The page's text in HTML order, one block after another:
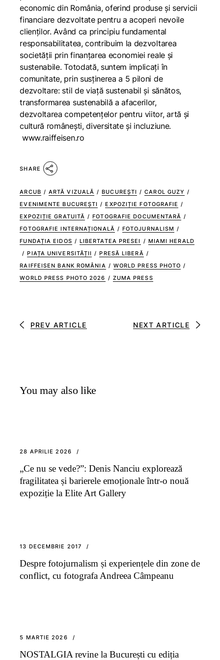
economic din România, oferind produse și servicii
financiare dezvoltate pentru a acoperi nevoile
clienților. Având ca principiu fundamental
responsabilitatea, contribuim la dezvoltarea
societății prin finanțarea economiei reale și
sustenabile. Totodată, suntem implicați în
comunitate, prin susținerea a 5 piloni de
dezvoltare: stil de viață sustenabil și sănătos,
transformarea sustenabilă a afacerilor,
dezvoltarea competențelor pentru viitor, artă și
cultură românești, diversitate și incluziune.
www.raiffeisen.ro
SHARE
ARCUB / ARTĂ VIZUALĂ / BUCUREȘTI / CAROL GUZY /
EVENIMENTE BUCUREȘTI / EXPOZIȚIE FOTOGRAFIE /
EXPOZIȚIE GRATUITĂ / FOTOGRAFIE DOCUMENTARĂ /
FOTOGRAFIE INTERNAȚIONALĂ / FOTOJURNALISM /
FUNDAȚIA EIDOS / LIBERTATEA PRESEI / MIAMI HERALD
/ PIAȚA UNIVERSITĂȚII / PRESĂ LIBERĂ /
RAIFFEISEN BANK ROMÂNIA / WORLD PRESS PHOTO /
WORLD PRESS PHOTO 2026 / ZUMA PRESS
PREV ARTICLE NEXT ARTICLE
You may also like
28 APRILIE 2026
„Ce nu se vede?”: Denis Nanciu explorează
fragilitatea și barierele emoționale într-o nouă
expoziție la Elite Art Gallery
13 DECEMBRIE 2017
Despre fotojurnalism și experiențele din zone de
conflict, cu fotografa Andreea Câmpeanu
5 MARTIE 2026
NOSTALGIA revine la București cu ediția